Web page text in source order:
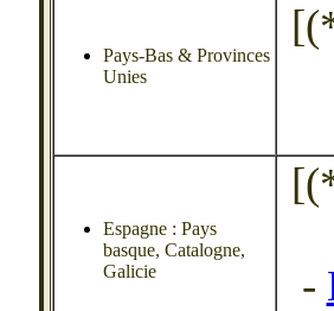
Pays-Bas & Provinces
Unies
Espagne : Pays
basque, Catalogne,
Galicie
-